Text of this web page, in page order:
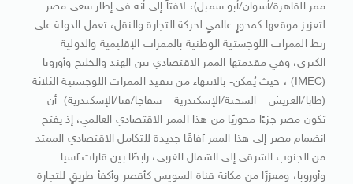
ممر القاهرة/أسوان/أبو سمبل)، لافتاً إلى أنه في إطار سعي مصر
لتعزيز موقعها كمحورٍ عالميٍ لحركة التجارة والنقل، تعمل الدولة على
ربط الممرات اللوجستية الوطنية بالممرات الإقليمية والدولية
الكبرى، وفي مقدمتها الممر الاقتصادي بين الهند والخليج وأوروبا
(IMEC) ، حيث يُمكن- بالانتهاء من تنفيذ الممرات اللوجستية الثلاثة
(طابا/العريش – السخنة/الإسكندرية – سفاجا/قنا/الإسكندرية)- أن
تكون مصر جزءًا محوريًا من هذا الممر الاقتصادي العالمي، إذ يفتح
انضمام مصر إلى هذا الممر آفاقًا جديدة للتكامل الاقتصادي الممتد
من الجنوب الشرقي إلى الشمال الغربي، رابطًا بين قارات آسيا
وأوروبا، ومعززًا من مكانة قناة السويس كأقصر وأكفأ طريقٍ للتجارة